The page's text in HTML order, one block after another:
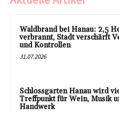
Waldbrand bei Hanau: 2,5
verbrannt, Stadt verschärft
und Kontrollen
31.07.2026
Schlossgarten Hanau wird
Treffpunkt für Wein, Musik
Handwerk